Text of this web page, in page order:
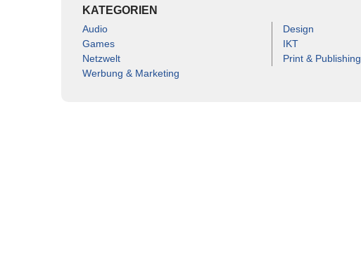
KATEGORIEN
Audio Design
Games
IKT
Netzwelt
Print & Publishing
Werbung & Marketing